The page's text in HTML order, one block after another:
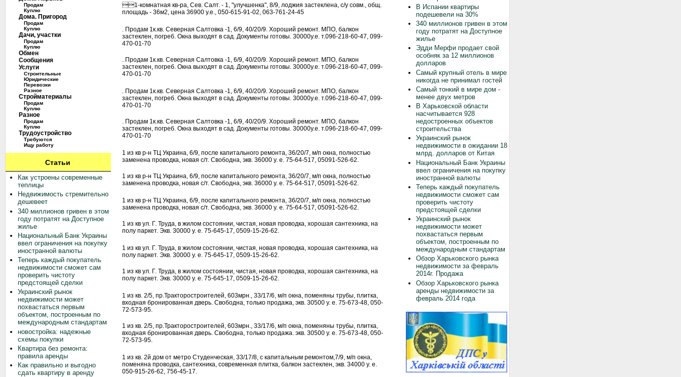
Продам
Куплю
Дома. Пригород
Продам
Куплю
Дачи, участки
Продам
Куплю
Обмен
Сообщения
Услуги
Строительные
Юридические
Перевозки
Разное
Стройматериалы
Продам
Куплю
Разное
Продам
Куплю
Трудоустройство
Требуются
Ищу работу
Статьи
Как устроены современные
теплицы
Недвижимость стремительно
дешевеет
340 миллионов гривен в этом
году потратят на Доступное
жилье
Национальный Банк Украины
ввел ограничения на покупку
иностранной валюты
Теперь каждый покупатель
недвижимости сможет сам
проверить чистоту
предстоящей сделки
Украинский рынок
недвижимости может
похвастаться первым
объектом, построенным по
международным стандартам
новостройка: надежные
схемы покупки
Квартира без ремонта:
правила аренды
Как правильно и выгодно
сдать квартиру в аренду
1-комнатная кв-ра, Сев. Салт. - 1, "улучшенка", 8/9, лоджия застеклена, с/у совм., общ.
площадь - 36м2, цена 36900 у.е., 050-615-91-02, 063-761-24-45
. Продам 1к.кв. Северная Салтовка -1, 6/9, 40/20/9. Хороший ремонт. МПО, балкон
застеклен, погреб. Окна выходят в сад. Документы готовы. 30000у.е. т.096-218-60-47, 099-
470-01-70
. Продам 1к.кв. Северная Салтовка -1, 6/9, 40/20/9. Хороший ремонт. МПО, балкон
застеклен, погреб. Окна выходят в сад. Документы готовы. 30000у.е. т.096-218-60-47, 099-
470-01-70
. Продам 1к.кв. Северная Салтовка -1, 6/9, 40/20/9. Хороший ремонт. МПО, балкон
застеклен, погреб. Окна выходят в сад. Документы готовы. 30000у.е. т.096-218-60-47, 099-
470-01-70
. Продам 1к.кв. Северная Салтовка -1, 6/9, 40/20/9. Хороший ремонт. МПО, балкон
застеклен, погреб. Окна выходят в сад. Документы готовы. 30000у.е. т.096-218-60-47, 099-
470-01-70
1 из кв р-н ТЦ Украина, 6/9, после капитального ремонта, 36/20/7, м/п окна, полностью
заменена проводка, новая с/т. Свободна, экв. 36000 у. е. 75-64-517, 05091-526-62.
1 из кв р-н ТЦ Украина, 6/9, после капитального ремонта, 36/20/7, м/п окна, полностью
заменена проводка, новая с/т. Свободна, экв. 36000 у. е. 75-64-517, 05091-526-62.
1 из кв р-н ТЦ Украина, 6/9, после капитального ремонта, 36/20/7, м/п окна, полностью
заменена проводка, новая с/т. Свободна, экв. 36000 у. е. 75-64-517, 05091-526-62.
1 из кв ул. Г. Труда, в жилом состоянии, чистая, новая проводка, хорошая сантехника, на
полу паркет. Экв. 30000 у. е. 75-645-17, 0509-15-26-62.
1 из кв ул. Г. Труда, в жилом состоянии, чистая, новая проводка, хорошая сантехника, на
полу паркет. Экв. 30000 у. е. 75-645-17, 0509-15-26-62.
1 из кв ул. Г. Труда, в жилом состоянии, чистая, новая проводка, хорошая сантехника, на
полу паркет. Экв. 30000 у. е. 75-645-17, 0509-15-26-62.
1 из кв. 2/5, пр.Тракторостроителей, 603мрн., 33/17/6, м/п окна, поменяны трубы, плитка,
входная бронированная дверь. Свободна, только продажа, экв. 30500 у. е. 75-673-48, 050-
72-573-95.
1 из кв. 2/5, пр.Тракторостроителей, 603мрн., 33/17/6, м/п окна, поменяны трубы, плитка,
входная бронированная дверь. Свободна, только продажа. экв. 30500 у. е. 75-673-48, 050-
72-573-95.
1 из кв. 2й дом от метро Студенческая, 33/17/8, с капитальным ремонтом,7/9, м/п окна,
поменяна проводка, сантехника, современная плитка, балкон застеклен, экв. 34000 у. е.
050-915-26-62, 756-45-17.
В Испании квартиры
подешевели на 30%
340 миллионов гривен в этом
году потратят на Доступное
жилье
Эдди Мерфи продает свой
особняк за 12 миллионов
долларов
Самый крупный отель в мире
никогда не принимал гостей
Самый тонкий в мире дом -
менее двух метров
В Харьковской области
насчитывается 928
недостроенных объектов
строительства
Украинский рынок
недвижимости в ожидании 18
млрд. долларов от Китая
Национальный Банк Украины
ввел ограничения на покупку
иностранной валюты
Теперь каждый покупатель
недвижимости сможет сам
проверить чистоту
предстоящей сделки
Украинский рынок
недвижимости может
похвастаться первым
объектом, построенным по
международным стандартам
Обзор Харьковского рынка
недвижимости за февраль
2014г. Продажа
Обзор Харьковского рынка
аренды недвижимости за
февраль 2014 года